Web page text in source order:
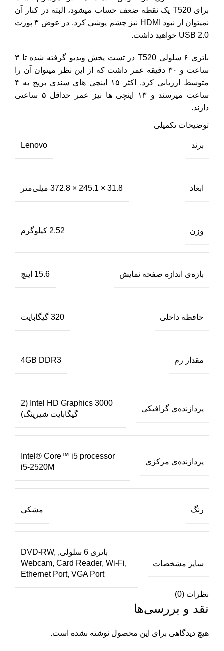
برای T520 یک نقطه ضعف حساب میشود، البته در کنار آن
نمیتوان از نبود HDMI نیز چشم پوشی کرد. در عوض ۳ پورت
USB 2.0 خواهید داشت.
باتری ۶ سلولی T520 در تست پخش ویدیو گرفته شده تا ۳
ساعت و ۳۰ دقیقه عمر داشت که از این نظر میتوان آن را
متوسط ارزیابی کرد. اکثر ۱۵ اینچی های سندی بریج به ۴
ساعت میرسند و ۱۳ اینچی ها نیز عمر حداقل ۵ ساعتی
دارند.
توضیحات تکمیلی
برند Lenovo
ابعاد 31.8 × 245.1 × 372.8 میلی‌متر
وزن 2.52 کیلوگرم
بازه‌ی اندازه صفحه نمایش 15.6 اینچ
حافظه داخلی 320 گیگابایت
مقدار رم 4GB DDR3
پردازنده‌ی گرافیکی
Intel HD Graphics 3000 (2
گیگابایت شیرینگ)
پردازنده‌ی مرکزی
Intel® Core™ i5 processor
i5-2520M
رنگ مشکی
سایر مشخصات
باتری 6 سلولی, DVD-RW,
Webcam, Card Reader, Wi-Fi,
Ethernet Port, VGA Port
نظرات (0)
نقد و بررسی‌ها
هیچ دیدگاهی برای این محصول نوشته نشده است.